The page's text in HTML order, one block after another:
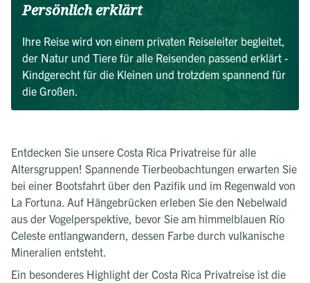
Persönlich erklärt
Ihre Reise wird von einem privaten Reiseleiter begleitet,
der Natur und Tiere für alle Reisenden passend erklärt -
Kindgerecht für die Kleinen und trotzdem spannend für
die Großen.
Entdecken Sie unsere Costa Rica Privatreise für alle
Altersgruppen! Spannende Tierbeobachtungen erwarten Sie
bei einer Bootsfahrt über den Pazifik und im Regenwald von
La Fortuna. Auf Hängebrücken erleben Sie den Nebelwald
aus der Vogelperspektive, bevor Sie am himmelblauen Río
Celeste entlangwandern, dessen Farbe durch vulkanische
Mineralien entsteht.
Ein besonderes Highlight der Costa Rica Privatreise ist die